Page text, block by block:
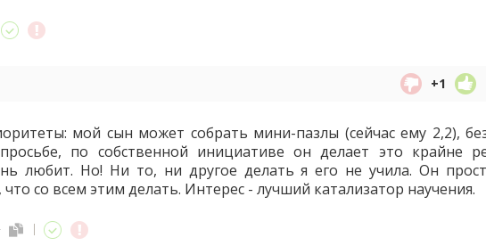
+1
мой сын может собрать мини-пазлы (сейчас ему 2,2),
по собственной инициативе он делает это крайне
любит. Но! Ни то, ни другое делать я его не учила. Он
со всем этим делать. Интерес - лучший катализатор научения.